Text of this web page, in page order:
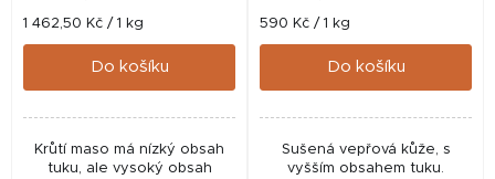
Měrná
cena:
1 462,50 Kč / 1 kg
Do košíku
Krůtí maso má nízký obsah
tuku, ale vysoký obsah
Měrná
cena:
590 Kč / 1 kg
Do košíku
Sušená vepřová kůže, s
vyšším obsahem tuku.